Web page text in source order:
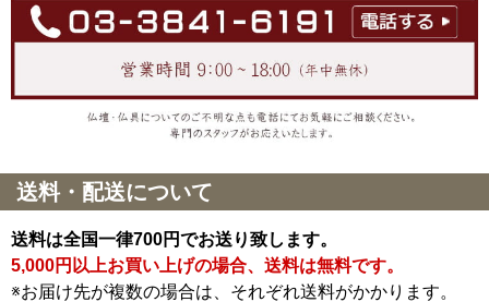
送料・配送について
送料は全国一律700円でお送り致します。
5,000円以上お買い上げの場合、送料は無料です。
※お届け先が複数の場合は、それぞれ送料がかかります。